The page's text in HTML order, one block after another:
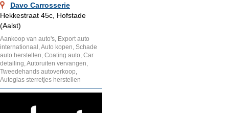
Davo Carrosserie
Hekkestraat 45c, Hofstade
(Aalst)
Aankoop van auto's, Export auto
internationaal, Auto kopen, Schade
auto herstellen, Coating auto, Car
detailing, Autoruiten vervangen,
Tweedehands autoverkoop,
Autoglas sterretjes herstellen